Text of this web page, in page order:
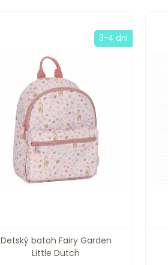
Detský batoh Fairy Garden
Little Dutch
3-4 dni